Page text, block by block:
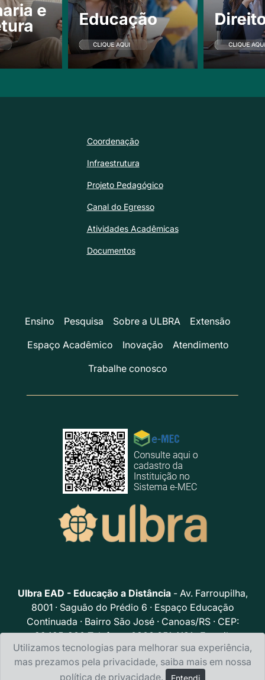
Coordenação
Infraestrutura
Projeto Pedagógico
Canal do Egresso
Atividades Acadêmicas
Documentos
Ensino Pesquisa Sobre a ULBRA
Extensão
Espaço Acadêmico
Inovação
Atendimento
Trabalhe conosco
Ulbra EAD - Educação a Distância- Av. Farroupilha,
8001 · Saguão do Prédio 6 · Espaço Educação
Continuada · Bairro São José · Canoas/RS · CEP:
92425-900 Telefone: 0800.051.4131 · E-mail:
portalead@ulbra.br
Política de privacidade
Utilizamos tecnologias para melhorar sua experiência,
mas prezamos pela privacidade, saiba mais em nossa
política de privacidade. Entendi